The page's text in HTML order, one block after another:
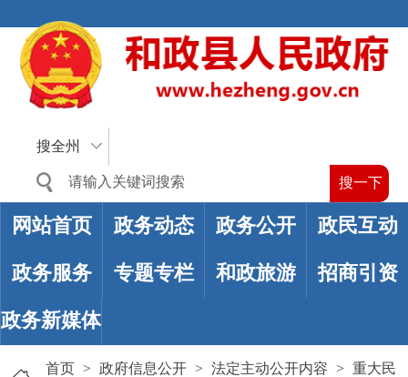
搜全州
网站首页 政务动态 政务公开 政民互动
政务服务 专题专栏 和政旅游 招商引资
政务新媒体
首页 > 政府信息公开 > 法定主动公开内容 > 重大民